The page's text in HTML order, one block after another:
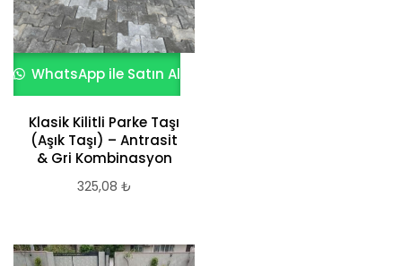
WhatsApp ile Satın Al
Klasik Kilitli Parke Taşı
(Aşık Taşı) – Antrasit
& Gri Kombinasyon
325,08 ₺